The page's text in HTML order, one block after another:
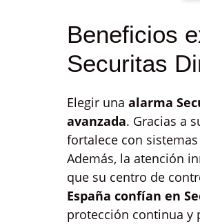
Beneficios
Securitas
Elegir una alarma
avanzada. Gracias a
fortalece con
Además, la atención
que su centro de
España confían en
protección continua y